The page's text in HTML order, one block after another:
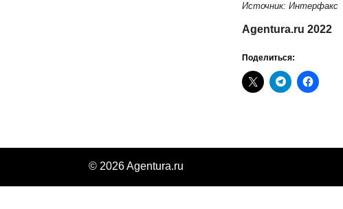
Источник: Интерфакс
Agentura.ru 2022
Поделиться:
© 2026 Agentura.ru